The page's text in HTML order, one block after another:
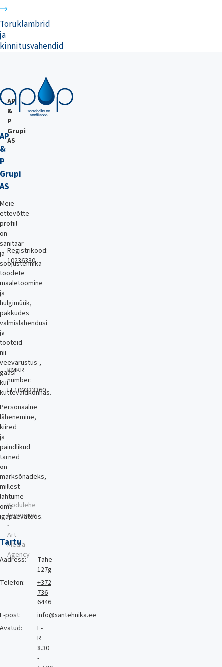
Toruklambrid
ja
kinnitusvahendid
AP
&
P
Grupi
AS
Meie
ettevõtte
profiil
on
sanitaar-
ja
soojustehnika
toodete
maaletoomine
ja
hulgimüük,
pakkudes
valmislahendusi
ja
tooteid
nii
veevarustus-,
gaasi-
kui
küttevaldkonnas.
Personaalne
lähenemine,
kiired
ja
paindlikud
tarned
on
märksõnadeks,
millest
lähtume
oma
igapäevatöös.
Tartu
Aadress:
Tähe
127g
Telefon:
+372
736
6446
E-post:
info@santehnika.ee
Avatud:
E-
R
8.30
-
AP
&
P
Grupi
AS
Registrikood:
10236330
KMKR
number:
EE100323360
Kodulehe
tegemine
-
Art
Media
Agency